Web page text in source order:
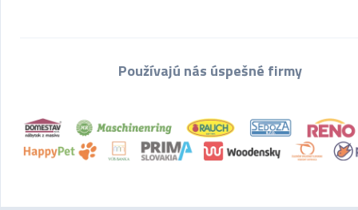
Používajú nás úspešné firmy